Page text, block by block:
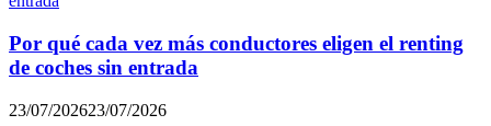
Por qué cada vez más conductores eligen el renting
de coches sin entrada
23/07/202623/07/2026